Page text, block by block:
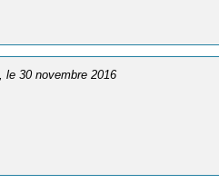
, le 30 novembre 2016